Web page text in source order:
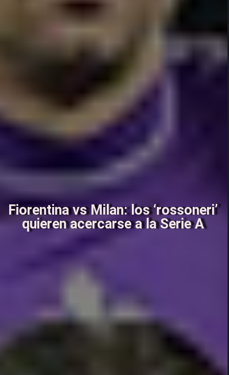
Fiorentina vs Milan: los ‘rossoneri’
quieren acercarse a la Serie A